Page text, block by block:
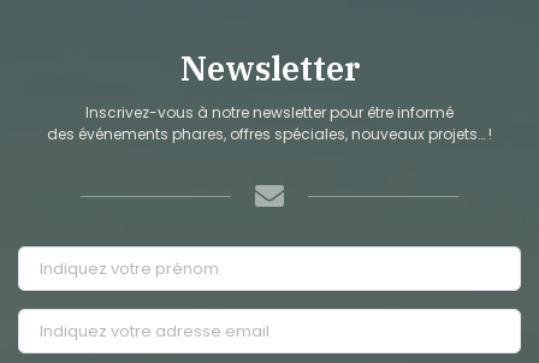
Newsletter
Inscrivez-vous à notre newsletter pour être informé
des événements phares, offres spéciales, nouveaux projets… !